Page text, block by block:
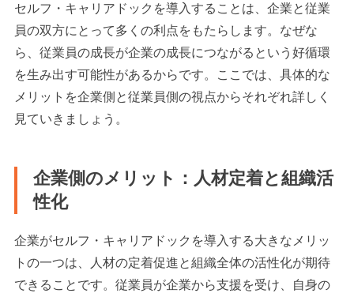
セルフ・キャリアドックを導入することは、企業と従業
員の双方にとって多くの利点をもたらします。なぜな
ら、従業員の成長が企業の成長につながるという好循環
を生み出す可能性があるからです。ここでは、具体的な
メリットを企業側と従業員側の視点からそれぞれ詳しく
見ていきましょう。
企業側のメリット：人材定着と組織活
性化
企業がセルフ・キャリアドックを導入する大きなメリッ
トの一つは、人材の定着促進と組織全体の活性化が期待
できることです。従業員が企業から支援を受け、自身の